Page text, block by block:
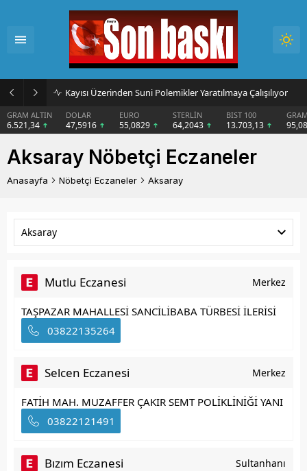
Kayısı Üzerinden Suni Polemikler Yaratılmaya Çalışılıyor
GRAM ALTIN
6.521,34
DOLAR
47,5916
EURO
55,0829
STERLİN
64,2043
BIST 100
13.703,13
Aksaray Nöbetçi Eczaneler
Anasayfa Nöbetçi Eczaneler Aksaray
Aksaray
Mutlu Eczanesi Merkez
TAŞPAZAR MAHALLESİ SANCİLİBABA TÜRBESİ İLERİSİ
03822135264
Selcen Eczanesi Merkez
FATİH MAH. MUZAFFER ÇAKIR SEMT POLİKLİNİĞİ YANI
03822121491
Bızım Eczanesi Sultanhanı